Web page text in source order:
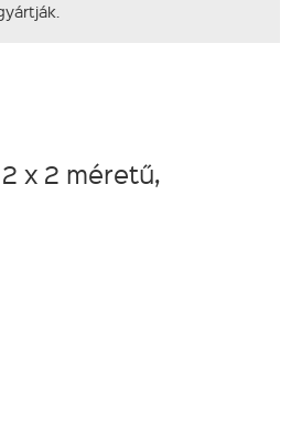
x 2 méretű,